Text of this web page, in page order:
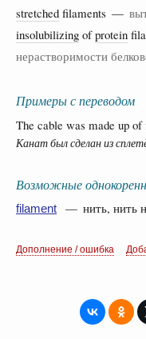
stretched filaments —
insolubilizing ofprotein
нерастворимости
Примеры с переводом
The cable was made up
Канат был сделан из
Возможные
filament — нить, нить
Дополнение / ошибка